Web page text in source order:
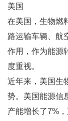
美国
在美国，生物燃
路运输车辆、航
作用，作为能源
度重视。
近年来，美国生
势。美国能源信
产能增长了7%